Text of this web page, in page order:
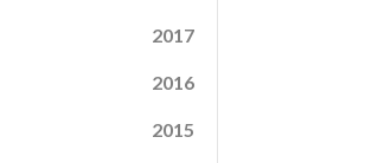
2017
2016
2015